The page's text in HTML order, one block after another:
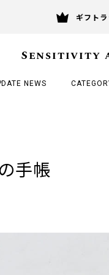
ギフト
Sensitivity
NEWS
手帳